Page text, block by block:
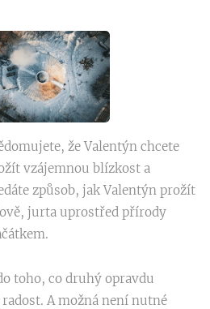
že Valentýn chcete
vzájemnou blízkost a
způsob, jak Valentýn prožít
jurta uprostřed přírody
toho, co druhý opravdu
A možná není nutné